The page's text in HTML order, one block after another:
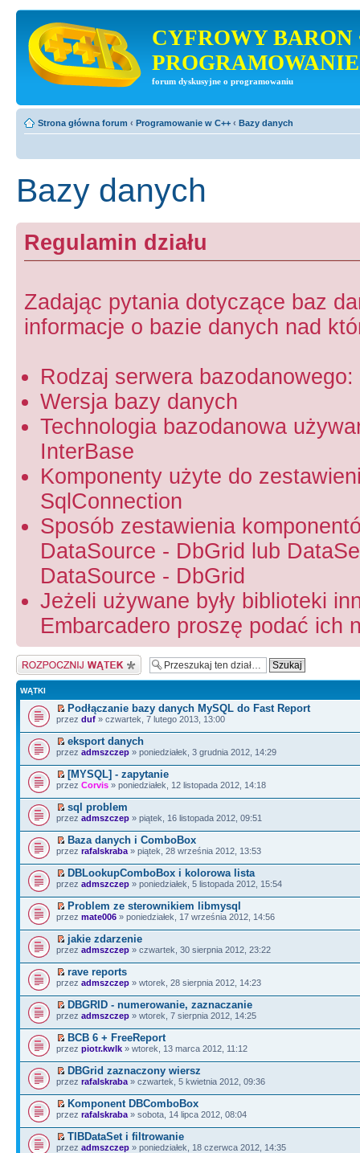
CYFROWY BARON
PROGRAMOWANIE
forum dyskusyjne o programowaniu
Strona główna forum ‹ Programowanie w C++ ‹ Bazy danych
Bazy danych
Regulamin działu
Zadając pytania dotyczące baz
informacje o bazie danych nad
Rodzaj serwera
Wersja bazy danych
Technologia bazodanowa
InterBase
Komponenty użyte do
SqlConnection
Sposób zestawienia
DataSource - DbGrid lub
DataSource - DbGrid
Jeżeli używane były biblioteki
Embarcadero proszę podać ich
Napisz wątek
WĄTKI
Podłączanie bazy danych MySQL do Fast Report
przez duf » czwartek, 7 lutego 2013, 13:00
eksport danych
przez admszczep » poniedziałek, 3 grudnia 2012, 14:29
[MYSQL] - zapytanie
przez Corvis » poniedziałek, 12 listopada 2012, 14:18
sql problem
przez admszczep » piątek, 16 listopada 2012, 09:51
Baza danych i ComboBox
przez rafalskraba » piątek, 28 września 2012, 13:53
DBLookupComboBox i kolorowa lista
przez admszczep » poniedziałek, 5 listopada 2012, 15:54
Problem ze sterownikiem libmysql
przez mate006 » poniedziałek, 17 września 2012, 14:56
jakie zdarzenie
przez admszczep » czwartek, 30 sierpnia 2012, 23:22
rave reports
przez admszczep » wtorek, 28 sierpnia 2012, 14:23
DBGRID - numerowanie, zaznaczanie
przez admszczep » wtorek, 7 sierpnia 2012, 14:25
BCB 6 + FreeReport
przez piotr.kwlk » wtorek, 13 marca 2012, 11:12
DBGrid zaznaczony wiersz
przez rafalskraba » czwartek, 5 kwietnia 2012, 09:36
Komponent DBComboBox
przez rafalskraba » sobota, 14 lipca 2012, 08:04
TIBDataSet i filtrowanie
przez admszczep » poniedziałek, 18 czerwca 2012, 14:35